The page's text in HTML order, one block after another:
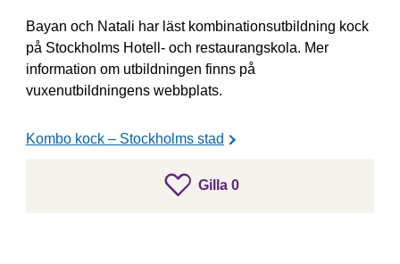
Gilla 0gillar inlägget
Bayan och Natali har läst kombinationsutbildning kock
på Stockholms Hotell- och restaurangskola. Mer
information om utbildningen finns på
vuxenutbildningens webbplats.
Kombo kock – Stockholms stad